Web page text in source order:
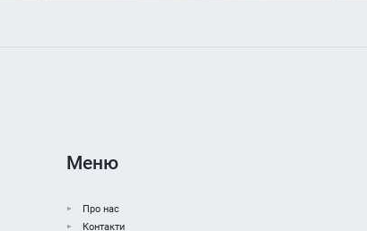
Меню
Про нас
Контакти